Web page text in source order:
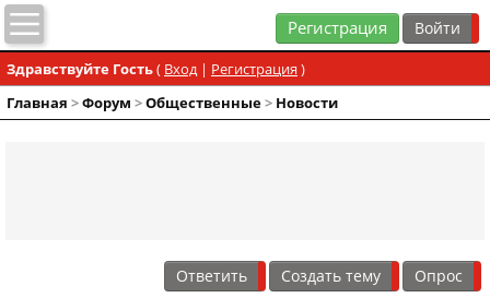
Регистрация
Здравствуйте Гость( Вход| Регистрация )
Главная >Форум >Общественные> Новости
Ответить Создать тему Опрос